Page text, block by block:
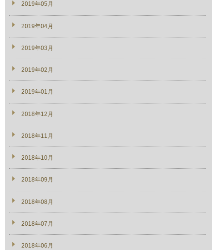
2019年05月
2019年04月
2019年03月
2019年02月
2019年01月
2018年12月
2018年11月
2018年10月
2018年09月
2018年08月
2018年07月
2018年06月